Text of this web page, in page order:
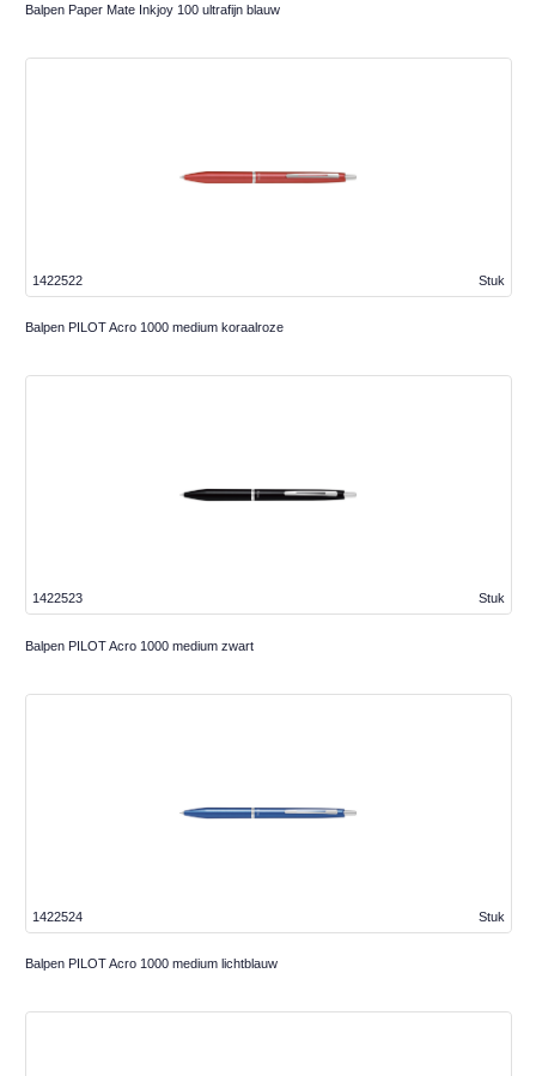
Balpen Paper Mate Inkjoy 100 ultrafijn blauw
Stuk
1422522
Balpen PILOT Acro 1000 medium koraalroze
Stuk
1422523
Balpen PILOT Acro 1000 medium zwart
Stuk
1422524
Balpen PILOT Acro 1000 medium lichtblauw